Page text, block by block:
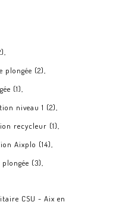
plongée (2)
(1)
niveau 1 (2)
recycleur (1)
Aixplo (14)
plongée (3)
CSU - Aix en